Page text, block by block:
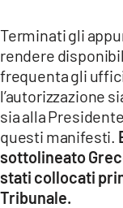
Terminati gli
rendere
frequenta gli
l’autorizzazione
sia alla
questi manifesti.
sottolineato
stati collocati
Tribunale.